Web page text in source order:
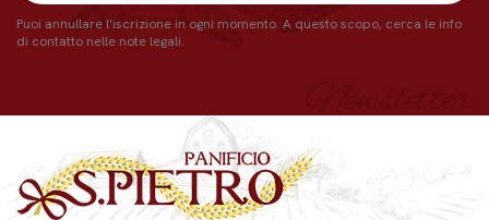
Puoi annullare l'iscrizione in ogni momento. A questo scopo, cerca le info
di contatto nelle note legali.
Newsletter